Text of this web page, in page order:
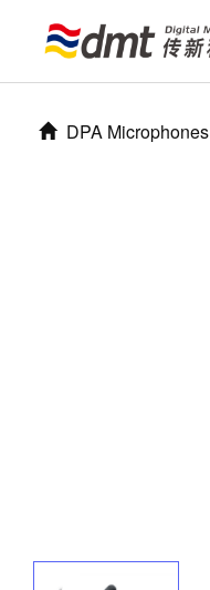
DPA Microphones